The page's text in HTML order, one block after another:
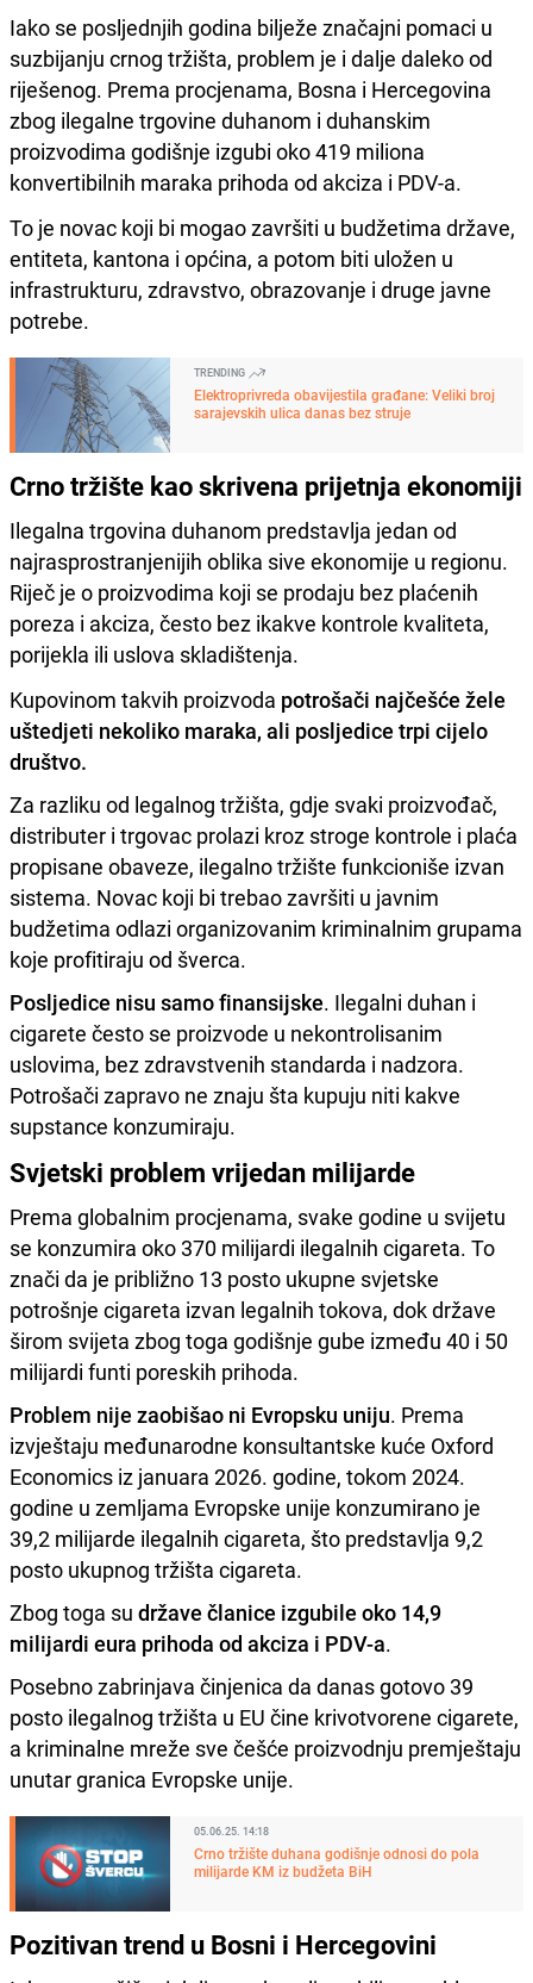
Iako se posljednjih godina bilježe značajni pomaci u
suzbijanju crnog tržišta, problem je i dalje daleko od
riješenog. Prema procjenama, Bosna i Hercegovina
zbog ilegalne trgovine duhanom i duhanskim
proizvodima godišnje izgubi oko 419 miliona
konvertibilnih maraka prihoda od akciza i PDV-a.
To je novac koji bi mogao završiti u budžetima države,
entiteta, kantona i općina, a potom biti uložen u
infrastrukturu, zdravstvo, obrazovanje i druge javne
potrebe.
TRENDING
Elektroprivreda obavijestila građane: Veliki broj
sarajevskih ulica danas bez struje
Crno tržište kao skrivena prijetnja ekonomiji
Ilegalna trgovina duhanom predstavlja jedan od
najrasprostranjenijih oblika sive ekonomije u regionu.
Riječ je o proizvodima koji se prodaju bez plaćenih
poreza i akciza, često bez ikakve kontrole kvaliteta,
porijekla ili uslova skladištenja.
Kupovinom takvih proizvoda potrošači najčešće žele
uštedjeti nekoliko maraka, ali posljedice trpi cijelo
društvo.
Za razliku od legalnog tržišta, gdje svaki proizvođač,
distributer i trgovac prolazi kroz stroge kontrole i plaća
propisane obaveze, ilegalno tržište funkcioniše izvan
sistema. Novac koji bi trebao završiti u javnim
budžetima odlazi organizovanim kriminalnim grupama
koje profitiraju od šverca.
Posljedice nisu samo finansijske. Ilegalni duhan i
cigarete često se proizvode u nekontrolisanim
uslovima, bez zdravstvenih standarda i nadzora.
Potrošači zapravo ne znaju šta kupuju niti kakve
supstance konzumiraju.
Svjetski problem vrijedan milijarde
Prema globalnim procjenama, svake godine u svijetu
se konzumira oko 370 milijardi ilegalnih cigareta. To
znači da je približno 13 posto ukupne svjetske
potrošnje cigareta izvan legalnih tokova, dok države
širom svijeta zbog toga godišnje gube između 40 i 50
milijardi funti poreskih prihoda.
Problem nije zaobišao ni Evropsku uniju. Prema
izvještaju međunarodne konsultantske kuće Oxford
Economics iz januara 2026. godine, tokom 2024.
godine u zemljama Evropske unije konzumirano je
39,2 milijarde ilegalnih cigareta, što predstavlja 9,2
posto ukupnog tržišta cigareta.
Zbog toga su države članice izgubile oko 14,9
milijardi eura prihoda od akciza i PDV-a.
Posebno zabrinjava činjenica da danas gotovo 39
posto ilegalnog tržišta u EU čine krivotvorene cigarete,
a kriminalne mreže sve češće proizvodnju premještaju
unutar granica Evropske unije.
05.06.25. 14:18
Crno tržište duhana godišnje odnosi do pola
milijarde KM iz budžeta BiH
Pozitivan trend u Bosni i Hercegovini